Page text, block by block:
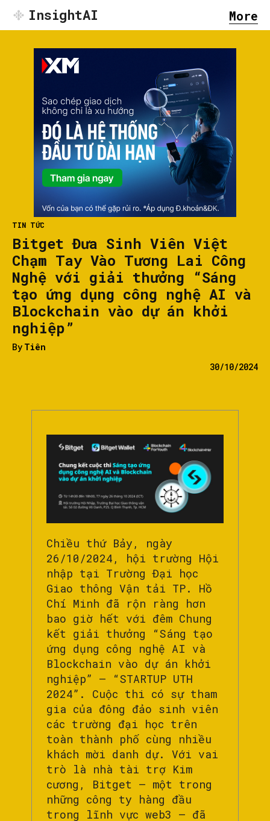
InsightAI More
TIN TỨC
Bitget Đưa Sinh Viên Việt
Chạm Tay Vào Tương Lai Công
Nghệ với giải thưởng “Sáng
tạo ứng dụng công nghệ AI và
Blockchain vào dự án khởi
nghiệp”
By Tiên
30/10/2024
Chiều thứ Bảy, ngày
26/10/2024, hội trường Hội
nhập tại Trường Đại học
Giao thông Vận tải TP. Hồ
Chí Minh đã rộn ràng hơn
bao giờ hết với đêm Chung
kết giải thưởng “Sáng tạo
ứng dụng công nghệ AI và
Blockchain vào dự án khởi
nghiệp” – “STARTUP UTH
2024”. Cuộc thi có sự tham
gia của đông đảo sinh viên
các trường đại học trên
toàn thành phố cùng nhiều
khách mời danh dự. Với vai
trò là nhà tài trợ Kim
cương, Bitget – một trong
những công ty hàng đầu
trong lĩnh vực web3 – đã